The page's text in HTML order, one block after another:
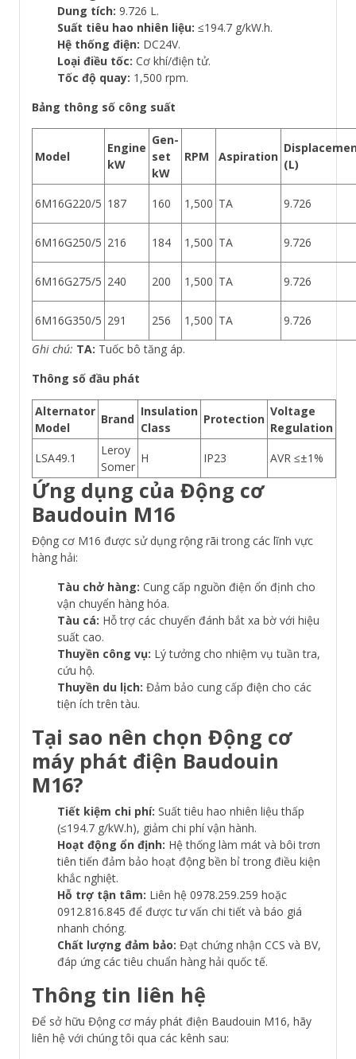
Dung tích: 9.726 L.
Suất tiêu hao nhiên liệu: ≤194.7 g/kW.h.
Hệ thống điện: DC24V.
Loại điều tốc: Cơ khí/điện tử.
Tốc độ quay: 1,500 rpm.
Bảng thông số công suất
Model
Engine
kW
Gen-
set
kW
RPM Aspiration
(L)
6M16G220/5 187 160 1,500 TA 9.726
6M16G250/5 216 184 1,500 TA 9.726
6M16G275/5 240 200 1,500 TA 9.726
6M16G350/5 291 256 1,500 TA
9.726
Ghi chú: TA: Tuốc bô tăng áp.
Thông số đầu phát
Alternator
Model
Brand
Insulation
Class
Protection
Voltage
Regulation
LSA49.1
Leroy
Somer
H IP23 AVR ≤±1%
Ứng dụng của Động cơ
Baudouin M16
Động cơ M16 được sử dụng rộng rãi trong các lĩnh vực
hàng hải:
Tàu chở hàng: Cung cấp nguồn điện ổn định cho
vận chuyển hàng hóa.
Tàu cá: Hỗ trợ các chuyến đánh bắt xa bờ với hiệu
suất cao.
Thuyền công vụ: Lý tưởng cho nhiệm vụ tuần tra,
cứu hộ.
Thuyền du lịch: Đảm bảo cung cấp điện cho các
tiện ích trên tàu.
Tại sao nên chọn Động cơ
máy phát điện Baudouin
M16?
Tiết kiệm chi phí: Suất tiêu hao nhiên liệu thấp
(≤194.7 g/kW.h), giảm chi phí vận hành.
Hoạt động ổn định: Hệ thống làm mát và bôi trơn
tiên tiến đảm bảo hoạt động bền bỉ trong điều kiện
khắc nghiệt.
Hỗ trợ tận tâm: Liên hệ 0978.259.259 hoặc
0912.816.845 để được tư vấn chi tiết và báo giá
nhanh chóng.
Chất lượng đảm bảo: Đạt chứng nhận CCS và BV,
đáp ứng các tiêu chuẩn hàng hải quốc tế.
Thông tin liên hệ
Để sở hữu Động cơ máy phát điện Baudouin M16, hãy
liên hệ với chúng tôi qua các kênh sau: